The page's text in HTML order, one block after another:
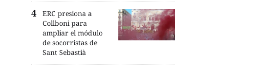
ERC presiona a
Collboni para
ampliar el módulo
de socorristas de
Sant Sebastià